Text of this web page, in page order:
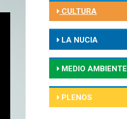
CULTURA
LA NUCIA
MEDIO AMBIENTE
PLENOS